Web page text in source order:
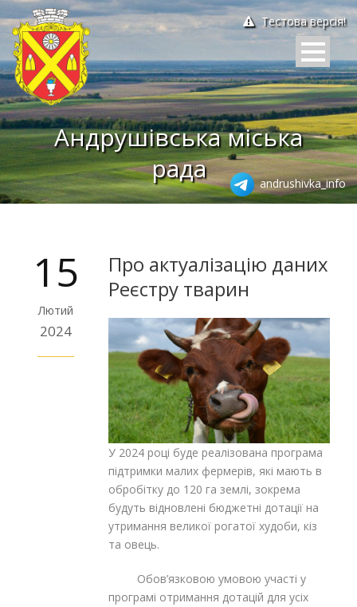
Тестова версія!
Андрушівська міська
рада
andrushivka_info
15
Лютий
2024
Про актуалізацію даних
Реєстру тварин
У 2024 році буде реалізована програма
підтримки малих фермерів, які мають в
обробітку до 120 га землі, зокрема
будуть відновлені бюджетні дотації на
утримання великої рогатої худоби, кіз
та овець.
Обов’язковою умовою участі у
програмі отримання дотацій для усіх